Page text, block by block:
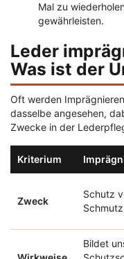
Mal zu
gewährleisten.
Leder
Was ist der
Oft werden
dasselbe angesehen,
Zwecke in der
Kriterium
Zweck
Schutz
Bildet